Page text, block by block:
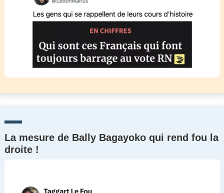
La mesure de Bally Bagayoko qui rend fou la
droite !